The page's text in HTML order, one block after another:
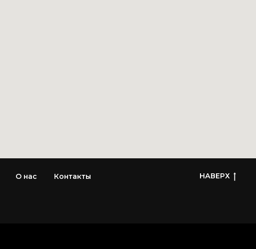
О нас Контакты НАВЕРХ